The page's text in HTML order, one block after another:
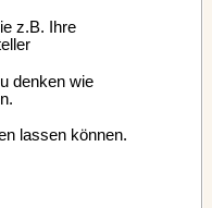
z.B. Ihre
denken wie
lassen können.